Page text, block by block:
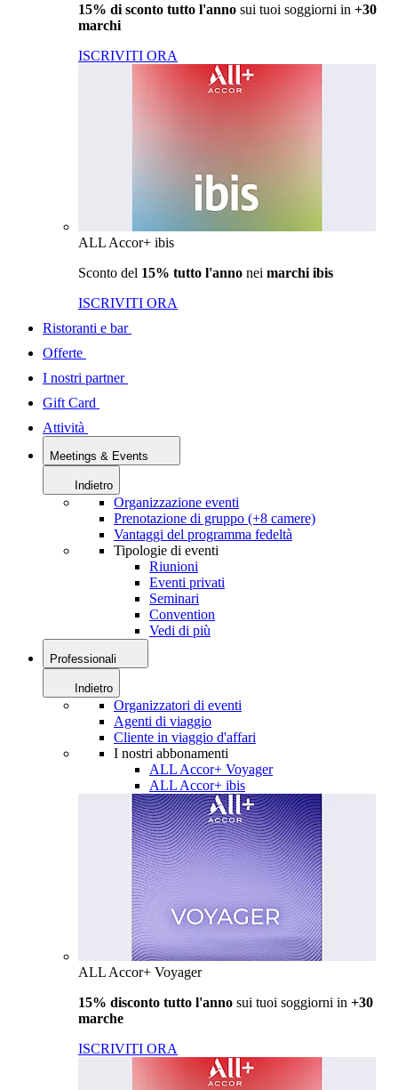
15% di sconto tutto l'anno sui tuoi soggiorni in +30
marchi
ISCRIVITI ORA
ALL Accor+ ibis
Sconto del 15% tutto l'anno nei marchi ibis
ISCRIVITI ORA
Ristoranti e bar
Offerte
I nostri partner
Gift Card
Attività
Meetings & Events
Indietro
Organizzazione eventi
Prenotazione di gruppo (+8 camere)
Vantaggi del programma fedeltà
Tipologie di eventi
Riunioni
Eventi privati
Seminari
Convention
Vedi di più
Professionali
Indietro
Organizzatori di eventi
Agenti di viaggio
Cliente in viaggio d'affari
I nostri abbonamenti
ALL Accor+ Voyager
ALL Accor+ ibis
ALL Accor+ Voyager
15% disconto tutto l'anno sui tuoi soggiorni in +30
marche
ISCRIVITI ORA